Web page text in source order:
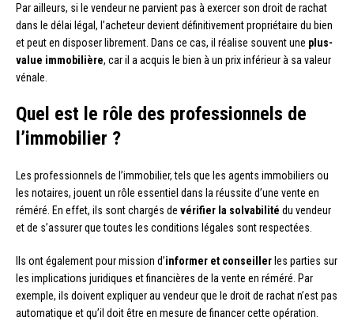
Par ailleurs, si le vendeur ne parvient pas à exercer son droit de rachat
dans le délai légal, l’acheteur devient définitivement propriétaire du bien
et peut en disposer librement. Dans ce cas, il réalise souvent une plus-
value immobilière, car il a acquis le bien à un prix inférieur à sa valeur
vénale.
Quel est le rôle des professionnels de
l’immobilier ?
Les professionnels de l’immobilier, tels que les agents immobiliers ou
les notaires, jouent un rôle essentiel dans la réussite d’une vente en
réméré. En effet, ils sont chargés de vérifier la solvabilité du vendeur
et de s’assurer que toutes les conditions légales sont respectées.
Ils ont également pour mission d’informer et conseiller les parties sur
les implications juridiques et financières de la vente en réméré. Par
exemple, ils doivent expliquer au vendeur que le droit de rachat n’est pas
automatique et qu’il doit être en mesure de financer cette opération.